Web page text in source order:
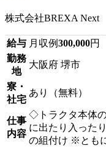
株式会社BREXA Next
給与 月収例300,000円
勤務
地
大阪府 堺市
寮・
社宅
あり（無料）
仕事
内容
◇トラクタ本体
に出たり入った
の組付け ※とも